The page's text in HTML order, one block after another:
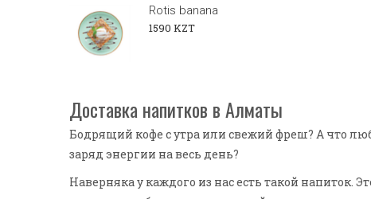
Rotis banana
1590 KZT
Доставка напитков в Алматы
Бодрящий кофе с утра или свежий фреш? А что
заряд энергии на весь день?
Наверняка у каждого из нас есть такой